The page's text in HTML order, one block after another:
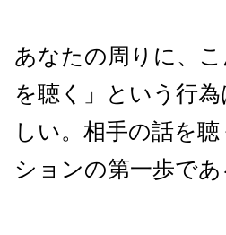
あなたの周りに、
を聴く」という行
しい。相手の話を
ションの第一歩であ